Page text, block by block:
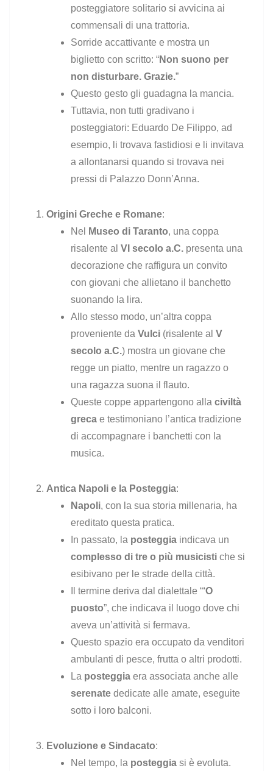
posteggiatore solitario si avvicina ai
commensali di una trattoria.
Sorride accattivante e mostra un
biglietto con scritto: “Non suono per
non disturbare. Grazie.”
Questo gesto gli guadagna la mancia.
Tuttavia, non tutti gradivano i
posteggiatori: Eduardo De Filippo, ad
esempio, li trovava fastidiosi e li invitava
a allontanarsi quando si trovava nei
pressi di Palazzo Donn’Anna.
Origini Greche e Romane:
Nel
Museo di Taranto, una coppa
risalente al VI secolo a.C. presenta una
decorazione che raffigura un convito
con giovani che allietano il banchetto
suonando la lira.
Allo stesso modo, un’altra coppa
proveniente da Vulci (risalente al V
secolo a.C.) mostra un giovane che
regge un piatto, mentre un ragazzo o
una ragazza suona il flauto.
Queste coppe appartengono alla civiltà
greca e testimoniano l’antica tradizione
di accompagnare i banchetti con la
musica.
Antica Napoli e la Posteggia:
Napoli, con la sua storia millenaria, ha
ereditato questa pratica.
In passato, la posteggia indicava un
complesso di tre o più musicisti che si
esibivano per le strade della città.
Il termine deriva dal dialettale “‘O
puosto”, che indicava il luogo dove chi
aveva un’attività si fermava.
Questo spazio era occupato da venditori
ambulanti di pesce, frutta o altri prodotti.
La posteggia era associata anche alle
serenate dedicate alle amate, eseguite
sotto i loro balconi.
Evoluzione e Sindacato:
Nel tempo, la posteggia si è evoluta.